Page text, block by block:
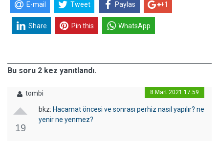
E-mail Tweet Paylas +1
Share Pin this WhatsApp
Bu soru 2 kez yanıtlandı.
tombi 8 Mart 2021 17:59
19
bkz: Hacamat öncesi ve sonrası perhiz nasıl yapılır? ne
yenir ne yenmez?